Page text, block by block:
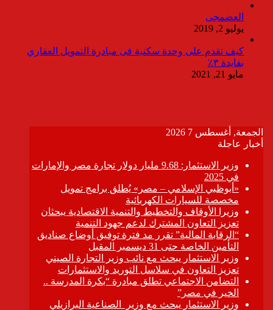
العضمجى
يوليو 2, 2019
كيف تقدم على وحدة سكنية فى مبادرة التمويل العقاري
بفايدة ٣٪
مايو 21, 2021